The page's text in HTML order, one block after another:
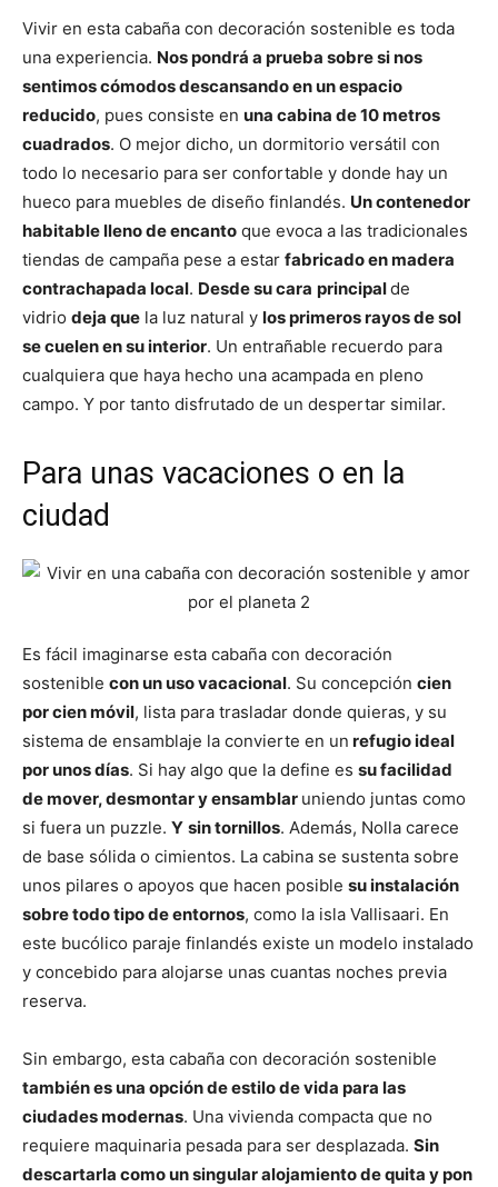
Vivir en esta cabaña con decoración sostenible es toda
una experiencia. Nos pondrá a prueba sobre si nos
sentimos cómodos descansando en un espacio
reducido, pues consiste en una cabina de 10 metros
cuadrados. O mejor dicho, un dormitorio versátil con
todo lo necesario para ser confortable y donde hay un
hueco para muebles de diseño finlandés. Un contenedor
habitable lleno de encanto que evoca a las tradicionales
tiendas de campaña pese a estar fabricado en madera
contrachapada local. Desde su cara principalde
vidrio deja que la luz natural y los primeros rayos de sol
se cuelen en su interior. Un entrañable recuerdo para
cualquiera que haya hecho una acampada en pleno
campo. Y por tanto disfrutado de un despertar similar.
Para unas vacaciones o en la
ciudad
Es fácil imaginarse esta cabaña con decoración
sostenible con un uso vacacional. Su concepción cien
por cien móvil, lista para trasladar donde quieras, y su
sistema de ensamblaje la convierte en un refugio ideal
por unos días. Si hay algo que la define es su facilidad
de mover, desmontar y ensamblar uniendo juntas como
si fuera un puzzle. Y sin tornillos. Además, Nolla carece
de base sólida o cimientos. La cabina se sustenta sobre
unos pilares o apoyos que hacen posible su instalación
sobre todo tipo de entornos, como la isla Vallisaari. En
este bucólico paraje finlandés existe un modelo instalado
y concebido para alojarse unas cuantas noches previa
reserva.
Sin embargo, esta cabaña con decoración sostenible
también es una opción de estilo de vida para las
ciudades modernas. Una vivienda compacta que no
requiere maquinaria pesada para ser desplazada. Sin
descartarla como un singular alojamiento de quita y pon